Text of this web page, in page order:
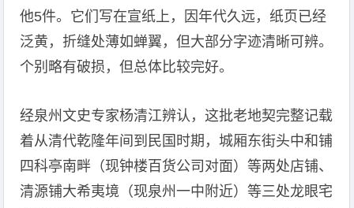
他5件。它们写在宣纸上，因年代久远，纸页已经
泛黄，折缝处薄如蝉翼，但大部分字迹清晰可辨。
个别略有破损，但总体比较完好。
经泉州文史专家杨清江辨认，这批老地契完整记载
着从清代乾隆年间到民国时期，城厢东街头中和铺
四科亭南畔（现钟楼百货公司对面）等两处店铺、
清源铺大希夷境（现泉州一中附近）等三处龙眼宅